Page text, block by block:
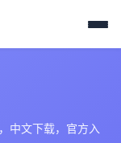
中文下载，官方入